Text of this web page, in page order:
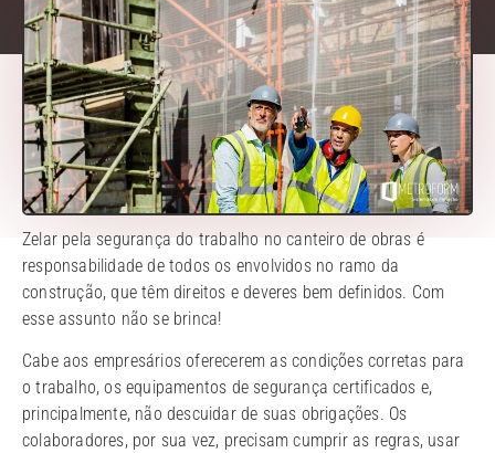
Zelar pela segurança do trabalho no canteiro de obras é
responsabilidade de todos os envolvidos no ramo da
construção, que têm direitos e deveres bem definidos. Com
esse assunto não se brinca!
Cabe aos empresários oferecerem as condições corretas para
o trabalho, os equipamentos de segurança certificados e,
principalmente, não descuidar de suas obrigações. Os
colaboradores, por sua vez, precisam cumprir as regras, usar